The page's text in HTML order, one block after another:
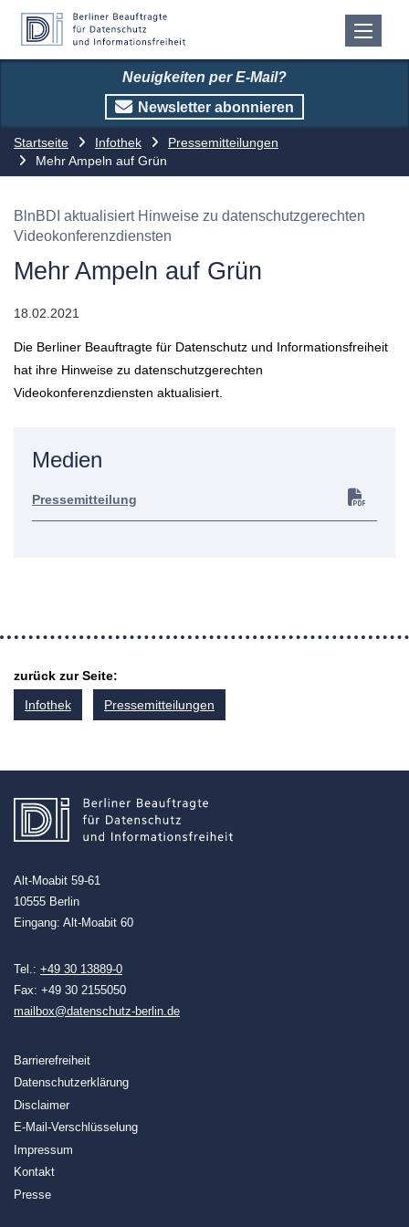
Neuigkeiten per E-Mail?
Newsletter abonnieren
Startseite Infothek
Pressemitteilungen
Mehr Ampeln auf Grün
BlnBDI aktualisiert Hinweise zu datenschutzgerechten
Videokonferenzdiensten
Mehr Ampeln auf Grün
18.02.2021
Die Berliner Beauftragte für Datenschutz und Informationsfreiheit
hat ihre Hinweise zu datenschutzgerechten
Videokonferenzdiensten aktualisiert.
Medien
Pressemitteilung
zurück zur Seite:
Infothek
Pressemitteilungen
Alt-Moabit 59-61
10555 Berlin
Eingang: Alt-Moabit 60
Tel.: +49 30 13889-0
Fax: +49 30 2155050
mailbox@datenschutz-berlin.de
Barrierefreiheit
Datenschutzerklärung
Disclaimer
E-Mail-Verschlüsselung
Impressum
Kontakt
Presse